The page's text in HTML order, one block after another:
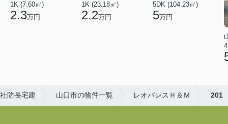
1K (7.60㎡)
2.3万円
1K (23.18㎡)
2.2万円
5DK (104.23㎡)
5万円
防長宅建 山口市の物件一覧 レオパレスＨ＆Ｍ 201